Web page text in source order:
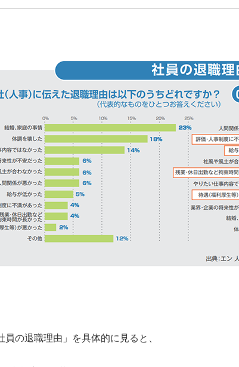
員の退職理由」を具体的に見ると、